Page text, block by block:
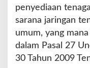
penyediaan
sarana jaringan
umum, yang
dalam Pasal 27
30 Tahun 2009